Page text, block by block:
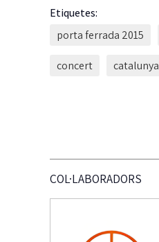
Etiquetes:
porta ferrada 2015
concert catalunya
COL·LABORADORS